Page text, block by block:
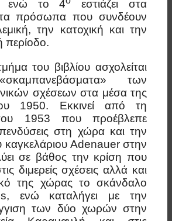
ενώ το 4
εστιάζει στα
πρόσωπα που συνδέουν
την κατοχική και την
περίοδο.
του βιβλίου ασχολείται
των
σχέσεων στα μέσα της
1950. Εκκινεί από τη
1953 που προέβλεπε
στη χώρα και την
καγκελάριου Adenauer στην
σε βάθος την κρίση που
διμερείς σχέσεις αλλά και
της χώρας το σκάνδαλο
ενώ καταλήγει με την
των δύο χωρών στην